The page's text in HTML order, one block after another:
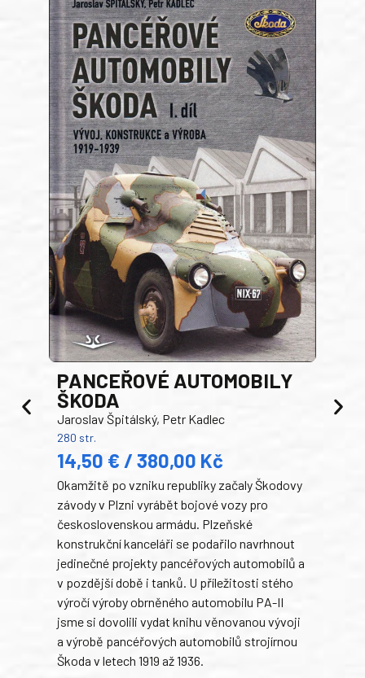
PANCEŘOVÉ AUTOMOBILY
ŠKODA
Jaroslav Špitálský, Petr Kadlec
280 str.
14,50 € / 380,00 Kč
Okamžitě po vzniku republiky začaly Škodovy
závody v Plzni vyrábět bojové vozy pro
československou armádu. Plzeňské
konstrukční kanceláři se podařilo navrhnout
jedinečné projekty pancéřových automobilů a
v pozdější době i tanků. U příležitosti stého
výročí výroby obrněného automobilu PA-II
jsme si dovolili vydat knihu věnovanou vývoji
a výrobě pancéřových automobilů strojírnou
Škoda v letech 1919 až 1936.